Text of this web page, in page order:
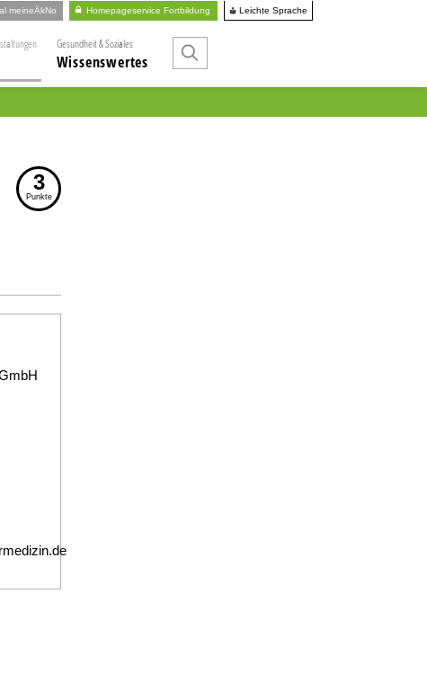
meineÄkNo Homepageservice Fortbildung Leichte Sprache
Gesundheit & Soziales
Wissenswertes
3
Punkte